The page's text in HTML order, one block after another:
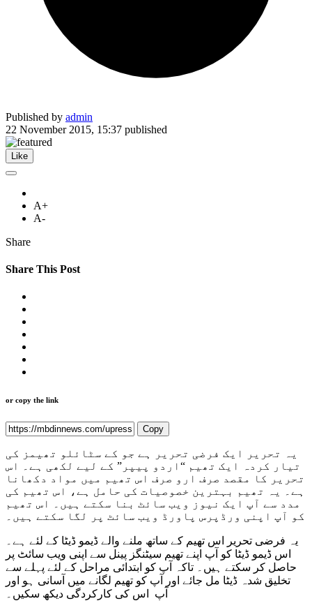
Published by admin
22 November 2015, 15:37 published
Like
A+
A-
Share
Share This Post
or copy the link
Copy
یہ تحریر ایک فرضی تحریر ہے جو کے سٹائلو تھیمز کی
تیار کردہ ایک تھیم “اردو پیپر” کے لیے لکھی ہے۔ اس
تحریر کا مقصد صرف ارو صرف اس تھیم میں مواد دکھانا
ہے۔ یہ تھیم بہترین خصوصیات کی حامل ہے، اس تھیم کی
مدد سے آپ ایک نیوز ویب سائٹ بنا سکتے ہیں۔ اس تھیم
کو آپ اپنی ورڈپرس پاورڈ ویب سائٹ پر لگا سکتے ہیں۔
یہ فرضی تحریر اس تھیم کے ساتھ ملنے والے ڈیمو ڈیٹا کے لئے ہے۔
اس ڈیمو ڈیٹا کو آپ اپنے تھیم سیٹنگز پینل سے اپنی ویب سائٹ پر
حاصل کر سکتے ہیں۔ تاکہ آپ کو ابتدائی مراحل کے لئے پہلے سے
تخلیق شدہ ڈیٹا مل جائے اور آپ کو تھیم لگانے میں آسانی ہو اور
آپ اس کی کارکردگی دیکھ سکیں۔